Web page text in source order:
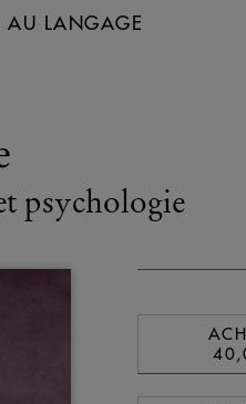
AU LANGAGE
psychologie